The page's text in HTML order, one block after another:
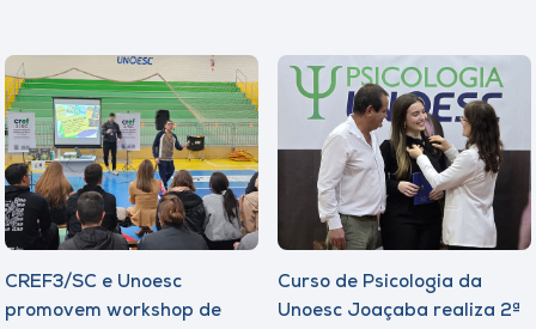
CREF3/SC e Unoesc
promovem workshop de
Curso de Psicologia da
Unoesc Joaçaba realiza 2ª